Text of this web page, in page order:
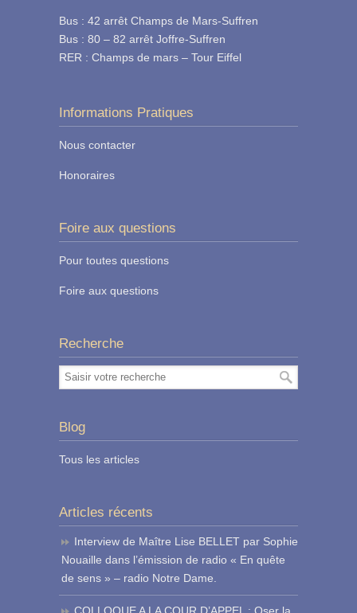
Bus : 42 arrêt Champs de Mars-Suffren
Bus : 80 – 82 arrêt Joffre-Suffren
RER : Champs de mars – Tour Eiffel
Informations Pratiques
Nous contacter
Honoraires
Foire aux questions
Pour toutes questions
Foire aux questions
Recherche
Blog
Tous les articles
Articles récents
Interview de Maître Lise BELLET par Sophie
Nouaille dans l’émission de radio « En quête
de sens » – radio Notre Dame.